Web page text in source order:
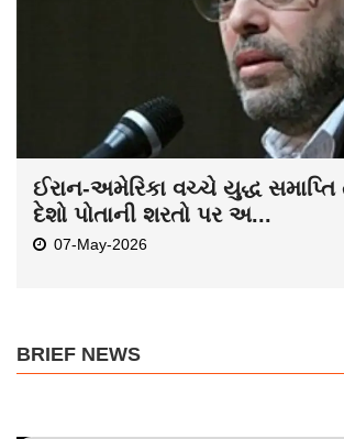
ઈરાન-અમેરિકા વચ્ચે યુદ્ધ
દેશો પોતાની શરતો પર અ...
07-May-2026
BRIEF NEWS